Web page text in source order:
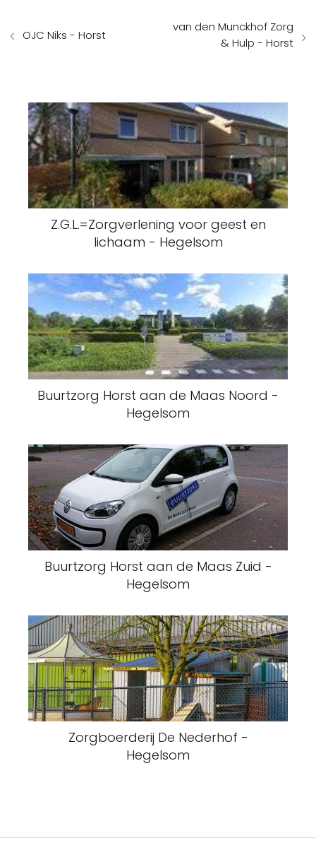
OJC Niks - Horst
van den Munckhof Zorg
& Hulp - Horst
Z.G.L.=Zorgverlening voor geest en
lichaam - Hegelsom
Buurtzorg Horst aan de Maas Noord -
Hegelsom
Buurtzorg Horst aan de Maas Zuid -
Hegelsom
Zorgboerderij De Nederhof -
Hegelsom